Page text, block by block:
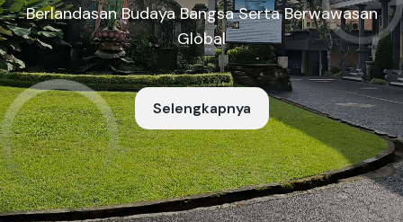
Berlandasan Budaya Bangsa Serta Berwawasan
Global
Selengkapnya